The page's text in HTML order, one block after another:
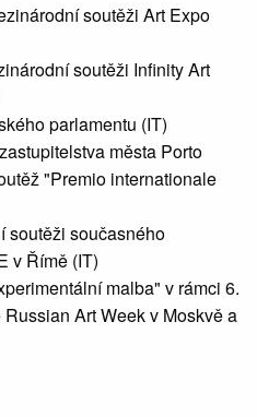
soutěži Art Expo
soutěži Infinity Art
parlamentu (IT)
města Porto
"Premio internationale
soutěži současného
v Římě (IT)
malba" v rámci 6.
Art Week v Moskvě a